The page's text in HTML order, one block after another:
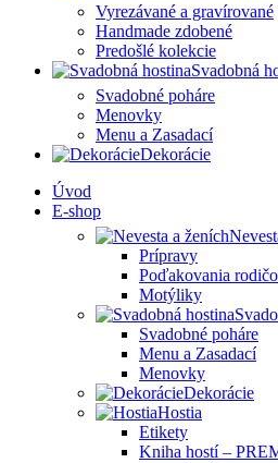
Vyrezávané a gravírované
Handmade zdobené
Predošlé kolekcie
Svadobná
Svadobné poháre
Menovky
Menu a Zasadací
Dekorácie
Úvod
E-shop
Prípravy
Poďakovania
Motýliky
Svadobné poháre
Menu a Zasadací
Menovky
Dekorácie
Hostia
Etikety
Kniha hostí –